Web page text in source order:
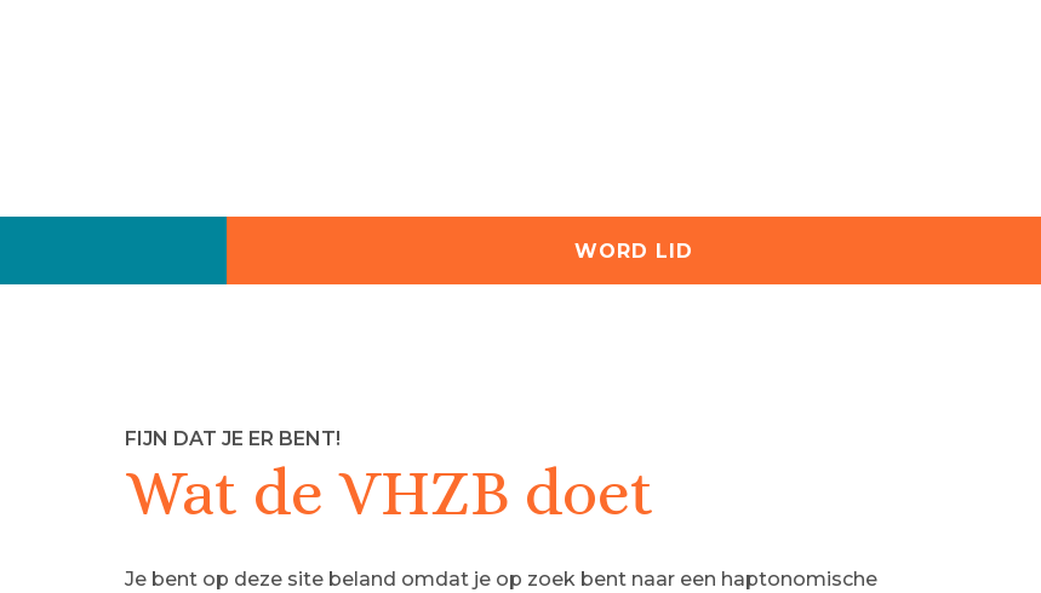
WORD LID
FIJN DAT JE ER BENT!
Wat de VHZB doet
Je bent op deze site beland omdat je op zoek bent naar een haptonomische